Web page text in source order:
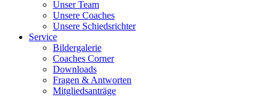
Unser Team
Unsere Coaches
Unsere Schiedsrichter
Service
Bildergalerie
Coaches Corner
Downloads
Fragen & Antworten
Mitgliedsanträge